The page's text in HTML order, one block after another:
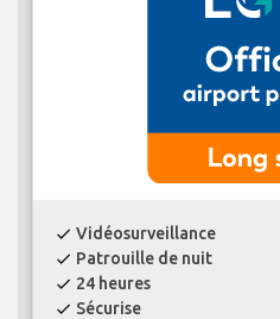
check Vidéosurveillance
check Patrouille de nuit
check 24 heures
check Sécurise